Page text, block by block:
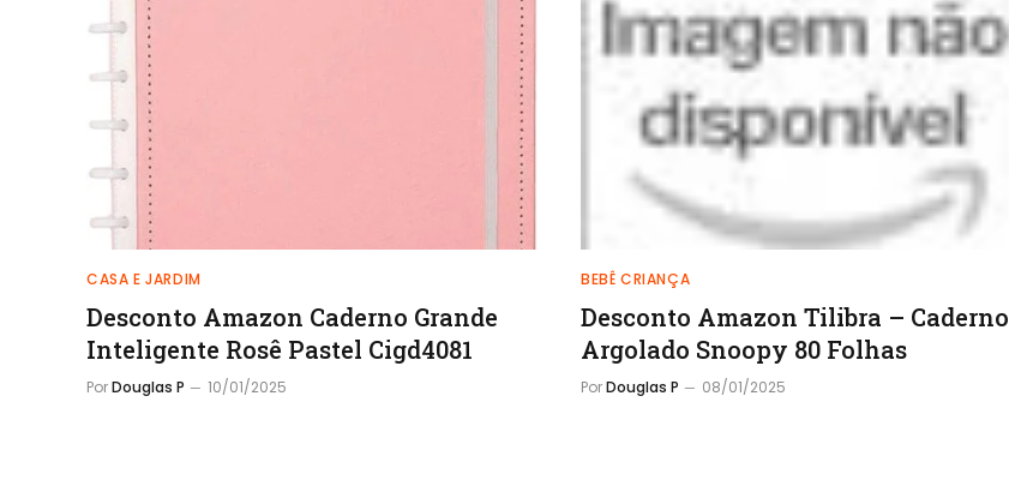
CASA E JARDIM
Desconto Amazon Caderno Grande
Inteligente Rosê Pastel Cigd4081
PorDouglas P 10/01/2025
BEBÊ CRIANÇA
Desconto Amazon Tilibra – Caderno
Argolado Snoopy 80 Folhas
PorDouglas P 08/01/2025